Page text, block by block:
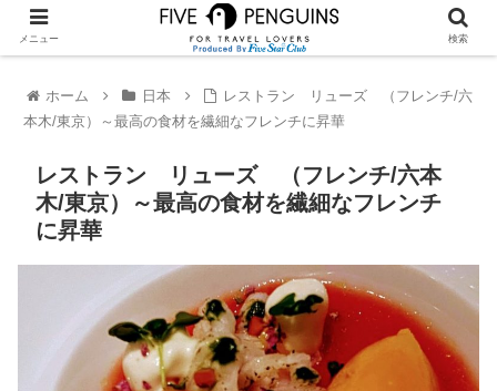
ホーム 日本
レストラン リューズ （フレンチ/六
本木/東京）～最高の食材を繊細なフレンチに昇華
レストラン リューズ （フレンチ/六本
木/東京）～最高の食材を繊細なフレンチ
に昇華
メニュー 検索